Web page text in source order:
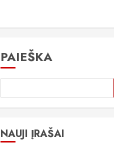
PAIEŠKA
NAUJI ĮRAŠAI